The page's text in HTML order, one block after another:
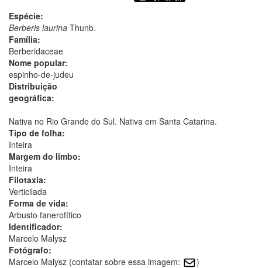
Espécie:
Berberis laurina Thunb.
Família:
Berberidaceae
Nome popular:
espinho-de-judeu
Distribuição
geográfica:
Nativa no Rio Grande do Sul. Nativa em Santa Catarina.
Tipo de folha:
Inteira
Margem do limbo:
Inteira
Filotaxia:
Verticilada
Forma de vida:
Arbusto fanerofítico
Identificador:
Marcelo Malysz
Fotógrafo:
Marcelo Malysz (contatar sobre essa imagem:
)